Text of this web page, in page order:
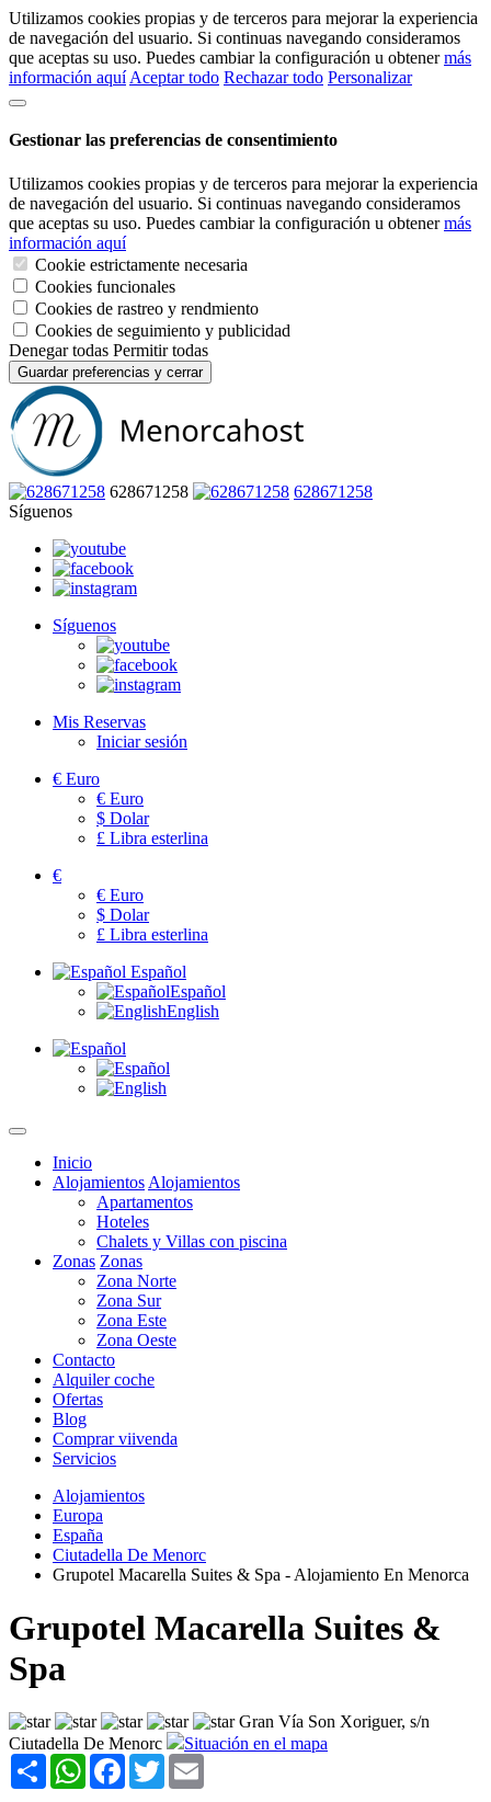
Utilizamos cookies propias y de terceros para mejorar la experiencia
de navegación del usuario. Si continuas navegando consideramos
que aceptas su uso. Puedes cambiar la configuración u obtenermás
información aquí Aceptar todo Rechazar todo Personalizar
Gestionar las preferencias de consentimiento
Utilizamos cookies propias y de terceros para mejorar la experiencia
de navegación del usuario. Si continuas navegando consideramos
que aceptas su uso. Puedes cambiar la configuración u obtenermás
información aquí
Cookie estrictamente necesaria
Cookies funcionales
Cookies de rastreo y rendmiento
Cookies de seguimiento y publicidad
Denegar todas Permitir todas
Guardar preferencias y cerrar
628671258
628671258
Síguenos
Síguenos
Mis Reservas
Iniciar sesión
€ Euro
€ Euro
$ Dolar
£ Libra esterlina
€
€ Euro
$ Dolar
£ Libra esterlina
Español
Español
English
Inicio
Alojamientos Alojamientos
Apartamentos
Hoteles
Chalets y Villas con piscina
Zonas Zonas
Zona Norte
Zona Sur
Zona Este
Zona Oeste
Contacto
Alquiler coche
Ofertas
Blog
Comprar viivenda
Servicios
Alojamientos
Europa
España
Ciutadella De Menorc
Grupotel Macarella Suites & Spa - Alojamiento En Menorca
Grupotel Macarella Suites &
Spa
Gran Vía Son Xoriguer, s/n
Ciutadella De Menorc
Situación en el mapa
Share WhatsAppFacebook
Twitter